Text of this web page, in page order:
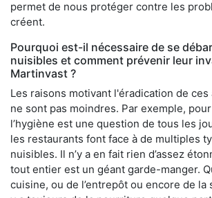
permet de nous protéger contre les
créent.
Pourquoi est-il nécessaire de se
nuisibles et comment prévenir leur
Martinvast ?
Les raisons motivant l'éradication de
ne sont pas moindres. Par exemple,
l’hygiène est une question de tous les
les restaurants font face à de multiples
nuisibles. Il n’y a en fait rien d’assez
tout entier est un géant garde-manger.
cuisine, ou de l’entrepôt ou encore de la